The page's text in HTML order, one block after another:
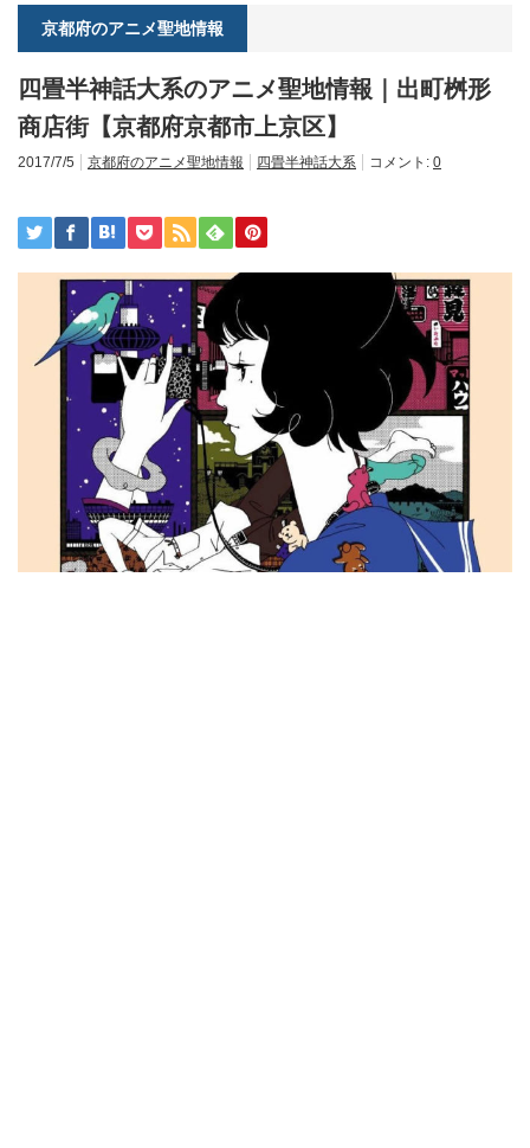
京都府のアニメ聖地情報
四畳半神話大系のアニメ聖地情報｜出町桝形
商店街【京都府京都市上京区】
2017/7/5 京都府のアニメ聖地情報 四畳半神話大系 コメント: 0